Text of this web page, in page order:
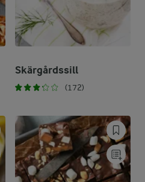
Skärgårdssill
(172)